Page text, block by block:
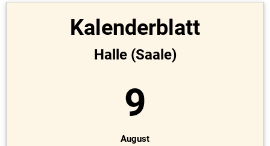
Kalenderblatt
Halle (Saale)
9
August